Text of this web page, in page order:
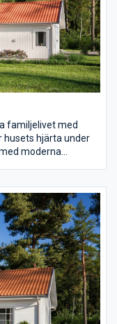
familjelivet med
husets hjärta under
moderna